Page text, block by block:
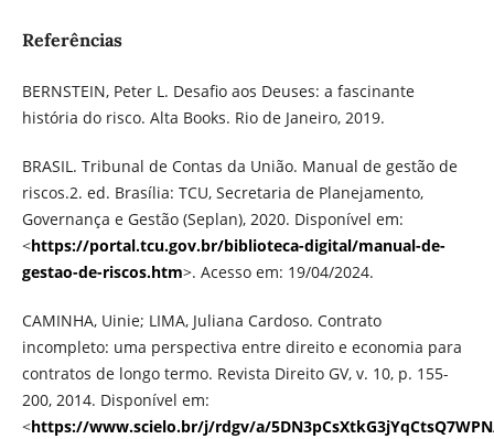
Referências
BERNSTEIN, Peter L. Desafio aos Deuses: a fascinante
história do risco. Alta Books. Rio de Janeiro, 2019.
BRASIL. Tribunal de Contas da União. Manual de gestão de
riscos.2. ed. Brasília: TCU, Secretaria de Planejamento,
Governança e Gestão (Seplan), 2020. Disponível em:
<https://portal.tcu.gov.br/biblioteca-digital/manual-de-
gestao-de-riscos.htm>. Acesso em: 19/04/2024.
CAMINHA, Uinie; LIMA, Juliana Cardoso. Contrato
incompleto: uma perspectiva entre direito e economia para
contratos de longo termo. Revista Direito GV, v. 10, p. 155-
200, 2014. Disponível em:
<https://www.scielo.br/j/rdgv/a/